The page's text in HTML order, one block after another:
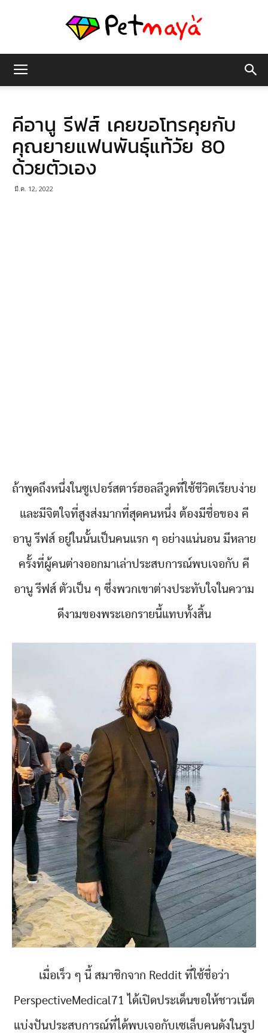
มายา
คีอานู รีฟส์ เคยขอโทรคุยกับ
คุณยายแฟนพันธุ์แท้วัย 80
ด้วยตัวเอง
มี.ค. 12, 2022
ถ้าพูดถึงหนึ่งในซูเปอร์สตาร์ฮอลลีวูดที่ใช้ชีวิตเรียบง่าย
และมีจิตใจที่สูงส่งมากที่สุดคนหนึ่ง ต้องมีชื่อของ คี
อานู รีฟส์ อยู่ในนั้นเป็นคนแรก ๆ อย่างแน่นอน มีหลาย
ครั้งที่ผู้คนต่างออกมาเล่าประสบการณ์พบเจอกับ คี
อานู รีฟส์ ตัวเป็น ๆ ซึ่งพวกเขาต่างประทับใจในความ
ดีงามของพระเอกรายนี้แทบทั้งสิ้น
เมื่อเร็ว ๆ นี้ สมาชิกจาก Reddit ที่ใช้ชื่อว่า
PerspectiveMedical71 ได้เปิดประเด็นขอให้ชาวเน็ต
แบ่งปันประสบการณ์ที่ได้พบเจอกับเซเล็บคนดังในรูป